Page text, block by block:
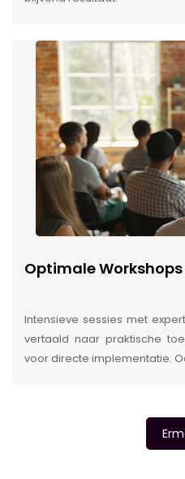
Optimale Workshops
Intensieve sessies met
vertaald naar praktische
voor directe implementatie.